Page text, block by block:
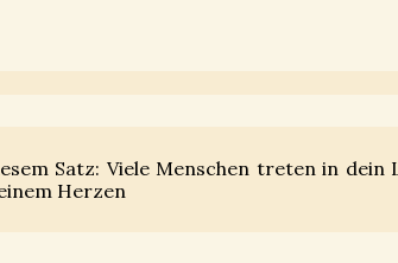
Satz: Viele Menschen treten in dein
Herzen